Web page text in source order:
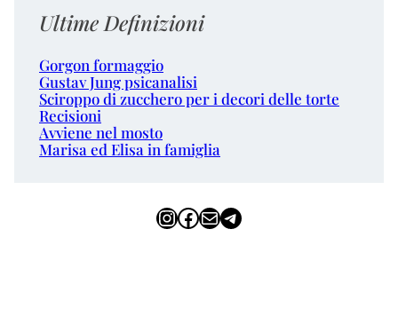
Ultime Definizioni
Gorgon formaggio
Gustav Jung psicanalisi
Sciroppo di zucchero per i decori delle torte
Recisioni
Avviene nel mosto
Marisa ed Elisa in famiglia
InstagramFacebook Email Telegram